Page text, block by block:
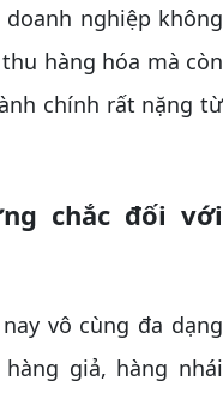
nghiệp không
hàng hóa mà còn
chính rất nặng từ
chắc đối với
vô cùng đa dạng
giả, hàng nhái